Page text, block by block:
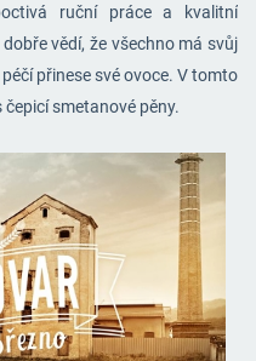
ruční práce a kvalitní
vědí, že všechno má svůj
přinese své ovoce. V tomto
smetanové pěny.